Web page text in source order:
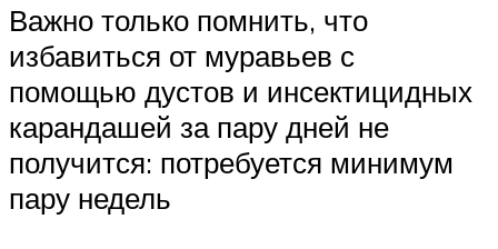
Важно только помнить, что
избавиться от муравьев с
помощью дустов и инсектицидных
карандашей за пару дней не
получится: потребуется минимум
пару недель